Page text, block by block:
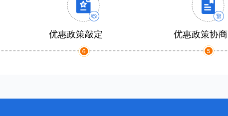
优惠政策敲定 优惠政策协商